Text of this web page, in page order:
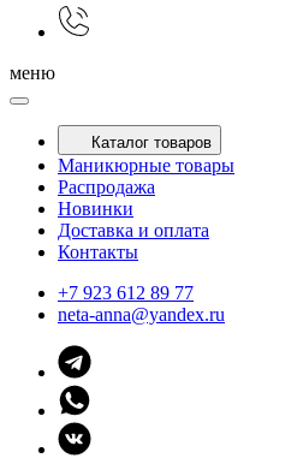
меню
Каталог товаров
Маникюрные товары
Распродажа
Новинки
Доставка и оплата
Контакты
+7 923 612 89 77
neta-anna@yandex.ru